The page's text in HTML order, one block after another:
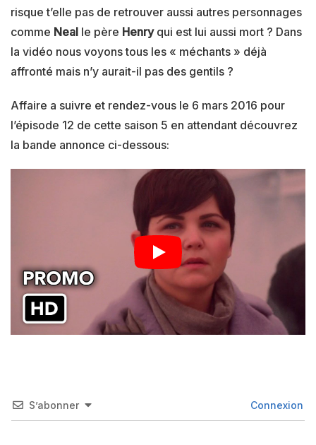
risque t’elle pas de retrouver aussi autres personnages
comme Neal le père Henryqui est lui aussi mort ? Dans
la vidéo nous voyons tous les « méchants » déjà
affronté mais n’y aurait-il pas des gentils ?
Affaire a suivre et rendez-vous le 6 mars 2016 pour
l’épisode 12 de cette saison 5 en attendant découvrez
la bande annonce ci-dessous:
S’abonner Connexion